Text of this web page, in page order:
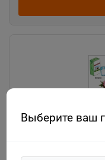
Выберите ваш
1146703 Плакат.